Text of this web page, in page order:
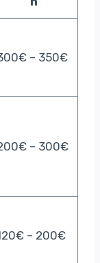
– 350€
– 300€
– 200€